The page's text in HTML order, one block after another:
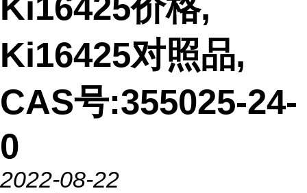
Ki16425价格,
Ki16425对照品,
CAS号:355025-24-
0
2022-08-22